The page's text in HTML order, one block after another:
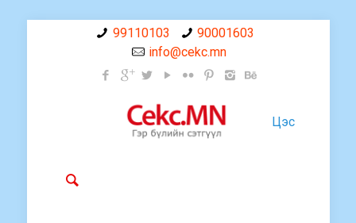
99110103
90001603
info@cekc.mn
Цэс